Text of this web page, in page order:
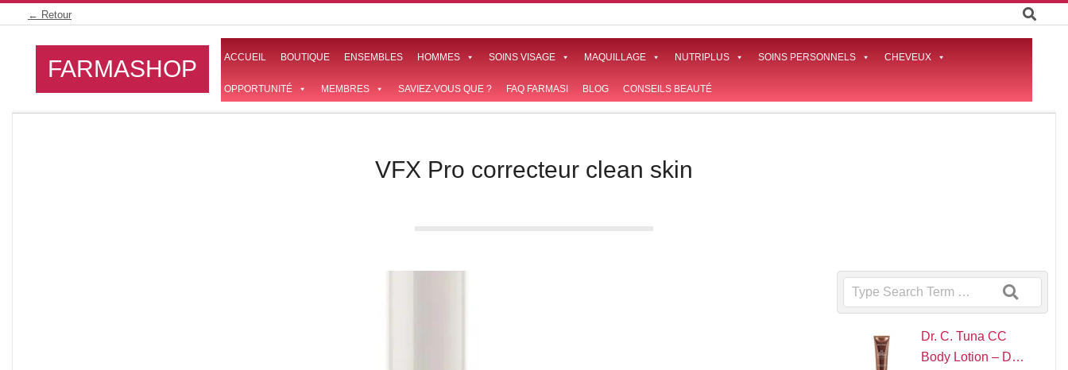
← Retour
FARMASHOP ACCUEIL BOUTIQUE ENSEMBLES HOMMES SOINS VISAGE MAQUILLAGE NUTRIPLUS SOINS PERSONNELS CHEVEUX
OPPORTUNITÉ MEMBRES SAVIEZ-VOUS QUE ? FAQ FARMASI BLOG CONSEILS BEAUTÉ
VFX Pro correcteur clean skin
Search
Dr. C. Tuna CC
Body Lotion – D…